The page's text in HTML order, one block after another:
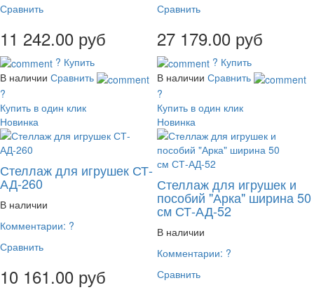
Сравнить
11 242.00 руб
? Купить
В наличии Сравнить
?
Купить в один клик
Сравнить
27 179.00 руб
? Купить
В наличии Сравнить
?
Купить в один клик
Новинка
Стеллаж для игрушек СТ-
АД-260
В наличии
Комментарии: ?
Сравнить
10 161.00 руб
Новинка
Стеллаж для игрушек и
пособий "Арка" ширина 50
см СТ-АД-52
В наличии
Комментарии: ?
Сравнить